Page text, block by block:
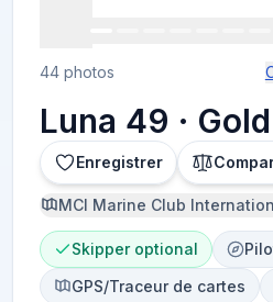
44 photos
Luna 49 · Gold
Enregistrer
MCI Marine Club
Skipper optional
GPS/Traceur de cartes